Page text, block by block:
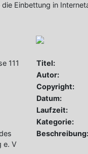
Einbettung in
111
e. V
Titel:
Autor:
Copyright:
Datum:
Laufzeit:
Kategorie:
Beschreibung: